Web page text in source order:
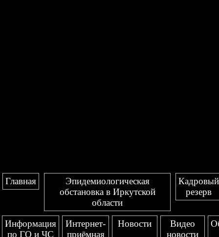
Главная
Эпидемиологическая
обстановка в Иркутской
области
Кадровый
резерв
Информация
по ГО и ЧС
Интернет-
приёмная
Новости
Видео
новости